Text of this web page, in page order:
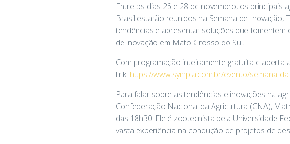
Entre os dias 26 e 28 de novembro, os principais
Brasil estarão reunidos na Semana de Inovação,
tendências e apresentar soluções que
de inovação em Mato Grosso do Sul.
Com programação inteiramente gratuita e aberta
link: https://www.sympla.com.br/evento/semana-
Para falar sobre as tendências e inovações na
Confederação Nacional da Agricultura (CNA),
das 18h30. Ele é zootecnista pela Universidade
vasta experiência na condução de projetos de